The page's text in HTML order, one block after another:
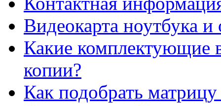
Видеокарта ноутбука
Какие комплектующие
копии?
Как подобрать